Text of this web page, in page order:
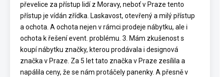
převelice za přístup lidí z Moravy, neboť v Praze tento
přístup je vídán zřídka. Laskavost, otevřený a milý přístup
a ochota. A ochota nejen v rámci prodeje nábytku, ale i
ochota k řešení event. problému. 3. Mám zkušenost s
koupí nábytku značky, kterou prodávala i designová
značka v Praze. Za 5 let tato značka v Praze zesílila a
napálila ceny, že se nám protáčely panenky. A přesně v